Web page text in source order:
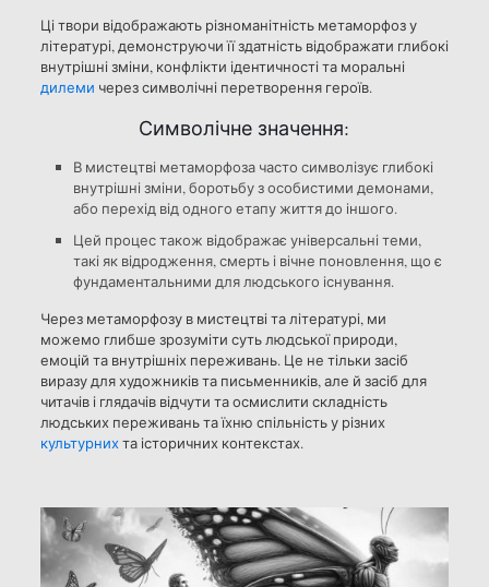
Ці твори відображають різноманітність метаморфоз у
літературі, демонструючи її здатність відображати глибокі
внутрішні зміни, конфлікти ідентичності та моральні
дилеми через символічні перетворення героїв.
Символічне значення:
В мистецтві метаморфоза часто символізує глибокі
внутрішні зміни, боротьбу з особистими демонами,
або перехід від одного етапу життя до іншого.
Цей процес також відображає універсальні теми,
такі як відродження, смерть і вічне поновлення, що є
фундаментальними для людського існування.
Через метаморфозу в мистецтві та літературі, ми
можемо глибше зрозуміти суть людської природи,
емоцій та внутрішніх переживань. Це не тільки засіб
виразу для художників та письменників, але й засіб для
читачів і глядачів відчути та осмислити складність
людських переживань та їхню спільність у різних
культурнихта історичних контекстах.